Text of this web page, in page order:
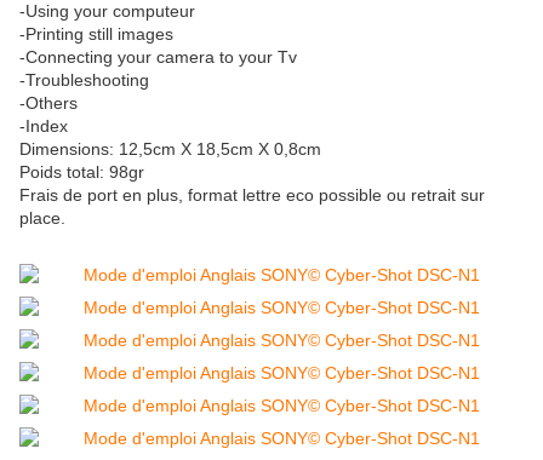
-Using your computeur
-Printing still images
-Connecting your camera to your Tv
-Troubleshooting
-Others
-Index
Dimensions: 12,5cm X 18,5cm X 0,8cm
Poids total: 98gr
Frais de port en plus, format lettre eco possible ou retrait sur
place.